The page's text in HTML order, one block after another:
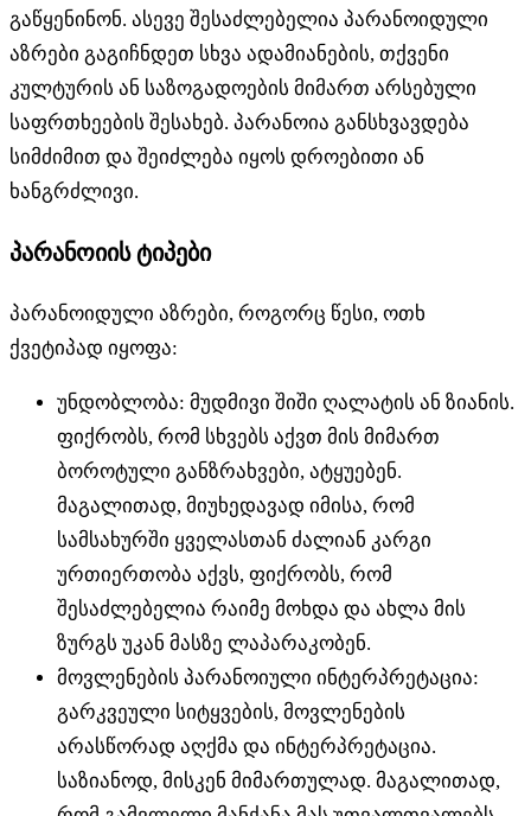
გაწყენინონ. ასევე შესაძლებელია პარანოიდული
აზრები გაგიჩნდეთ სხვა ადამიანების, თქვენი
კულტურის ან საზოგადოების მიმართ არსებული
საფრთხეების შესახებ. პარანოია განსხვავდება
სიმძიმით და შეიძლება იყოს დროებითი ან
ხანგრძლივი.
პარანოიის ტიპები
პარანოიდული აზრები, როგორც წესი, ოთხ
ქვეტიპად იყოფა:
უნდობლობა: მუდმივი შიში ღალატის ან ზიანის.
ფიქრობს, რომ სხვებს აქვთ მის მიმართ
ბოროტული განზრახვები, ატყუებენ.
მაგალითად, მიუხედავად იმისა, რომ
სამსახურში ყველასთან ძალიან კარგი
ურთიერთობა აქვს, ფიქრობს, რომ
შესაძლებელია რაიმე მოხდა და ახლა მის
ზურგს უკან მასზე ლაპარაკობენ.
მოვლენების პარანოიული ინტერპრეტაცია:
გარკვეული სიტყვების, მოვლენების
არასწორად აღქმა და ინტერპრეტაცია.
საზიანოდ, მისკენ მიმართულად. მაგალითად,